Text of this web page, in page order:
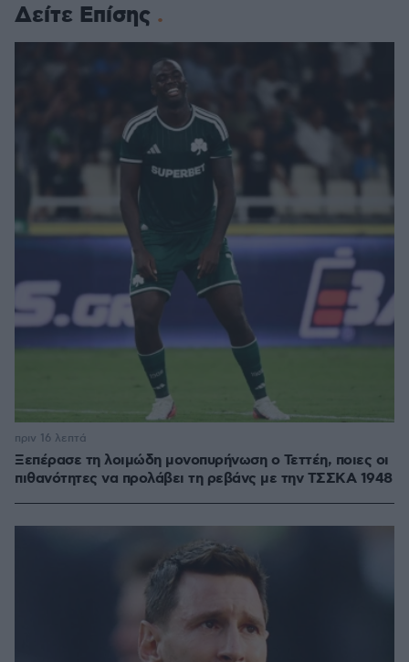
Δείτε Επίσης
Ξεπέρασε τη λοιμώδη μονοπυρήνωση ο Τεττέη, ποιες οι
πιθανότητες να προλάβει τη ρεβάνς με την ΤΣΣΚΑ 1948
πριν 16 λεπτά